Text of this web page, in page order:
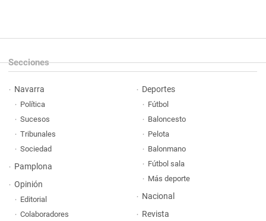
Secciones
Navarra
Política
Sucesos
Tribunales
Sociedad
Pamplona
Opinión
Editorial
Colaboradores
Deportes
Fútbol
Baloncesto
Pelota
Balonmano
Fútbol sala
Más deporte
Nacional
Revista